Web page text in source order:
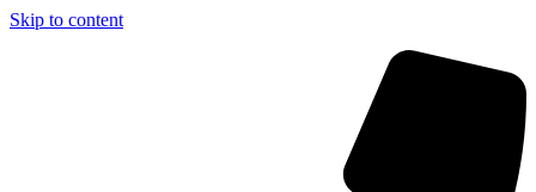
Skip to content